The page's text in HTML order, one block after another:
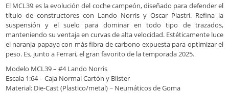
El MCL39 es la evolución del coche campeón, diseñado para defender el
título de constructores con Lando Norris y Oscar Piastri. Refina la
suspensión y el suelo para dominar en todo tipo de trazados,
manteniendo su ventaja en curvas de alta velocidad. Estéticamente luce
el naranja papaya con más fibra de carbono expuesta para optimizar el
peso. Es, junto a Ferrari, el gran favorito de la temporada 2025.
Modelo MCL39 – #4 Lando Norris
Escala 1:64 – Caja Normal Cartón y Blister
Material: Die-Cast (Plastico/metal) ~ Neumáticos de Goma